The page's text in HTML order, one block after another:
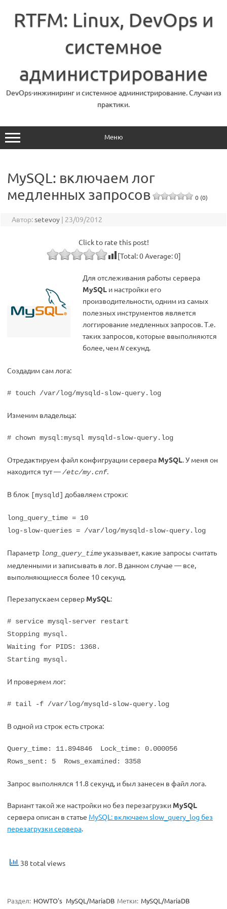
содержимому
RTFM: Linux, DevOps и
системное
администрирование
DevOps-инжиниринг и системное администрирование. Случаи из
практики.
Меню
MySQL: включаем лог
медленных запросов
0 (0)
Автор:setevoy | 23/09/2012
Click to rate this post!
[Total:0Average:0]
Для отслеживания работы сервера
MySQL и настройки его
производительности, одним из самых
полезных инструментов является
логгирование медленных запросов. Т.е.
таких запросов, которые ввыполняются
более, чемNсекунд.
Создадим сам лога:
# touch /var/log/mysqld-slow-query.log
Изменим владельца:
# chown mysql:mysql mysqld-slow-query.log
Отредактируем файл конфигруации сервера MySQL. У меня он
находится тут —/etc/my.cnf.
В блок [mysqld] добавляем строки:
long_query_time = 10
log-slow-queries = /var/log/mysqld-slow-query.log
Параметр long_query_timeуказывает, какие запросы считать
медленными и записывать в лог. В данном случае — все,
выполняющиесся более 10 секунд.
Перезапускаем сервер MySQL:
# service mysql-server restart
Stopping mysql.
Waiting for PIDS: 1368.
Starting mysql.
И проверяем лог:
# tail -f /var/log/mysqld-slow-query.log
В одной из строк есть строка:
Query_time: 11.894846 Lock_time: 0.000056
Rows_sent: 5 Rows_examined: 3358
Запрос выполнялся 11.8 секунд, и был занесен в файл лога.
Вариант такой же настройки но без перезагрузки MySQL
сервера описан в статье MySQL: включаем slow_query_log без
перезагрузки сервера.
38 total views
Раздел: HOWTO's MySQL/MariaDB Метки: MySQL/MariaDB